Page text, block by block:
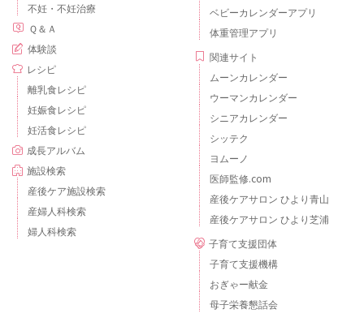
不妊・不妊治療
Ｑ＆Ａ
体験談
レシピ
離乳食レシピ
妊娠食レシピ
妊活食レシピ
成長アルバム
施設検索
産後ケア施設検索
産婦人科検索
婦人科検索
ベビーカレンダーアプリ
体重管理アプリ
関連サイト
ムーンカレンダー
ウーマンカレンダー
シニアカレンダー
シッテク
ヨムーノ
医師監修.com
産後ケアサロン ひより青山
産後ケアサロン ひより芝浦
子育て支援団体
子育て支援機構
おぎゃー献金
母子栄養懇話会